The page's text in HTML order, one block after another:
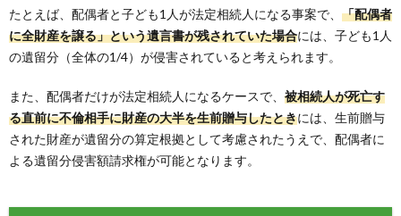
たとえば、配偶者と子ども1人が法定相続人になる事案で、 「配偶者
に全財産を譲る」という遺言書が残されていた場合には、子ども1人
の遺留分（全体の1/4）が侵害されていると考えられます。
また、配偶者だけが法定相続人になるケースで、 被相続人が死亡す
る直前に不倫相手に財産の大半を生前贈与したときには、生前贈与
された財産が遺留分の算定根拠として考慮されたうえで、配偶者に
よる遺留分侵害額請求権が可能となります。